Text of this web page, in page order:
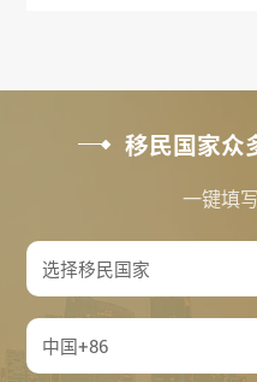
移民国家众
一键填